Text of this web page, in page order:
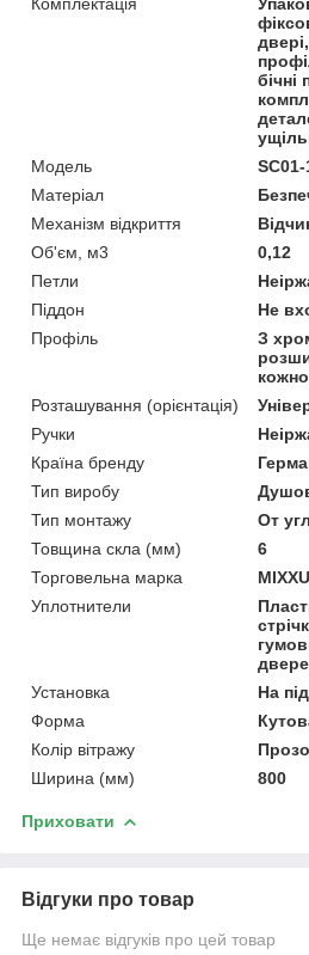
бічні
Мoдель
Матеріал
Механізм відкриття
Об'єм, м3
0,12
Петли
Піддон
Не
Профіль
З
Розташування (орієнтація)
Ручки
Країна бренду
Тип виробу
Тип монтажу
От
Товщина скла (мм)
6
Торговельна марка
Уплотнители
Установка
На
Форма
Колір вітражу
Ширина (мм)
800
Приховати
Відгуки про товар
Ще немає відгуків про цей товар